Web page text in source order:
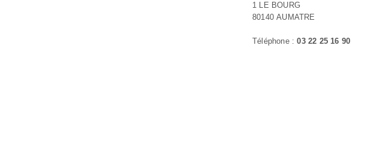
1 LE BOURG
80140 AUMATRE
Téléphone :03 22 25 16 90